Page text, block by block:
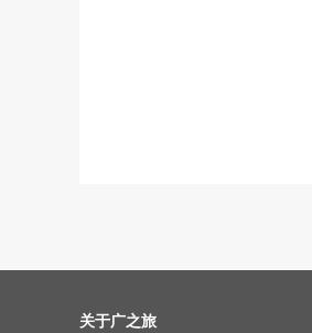
关于广之旅